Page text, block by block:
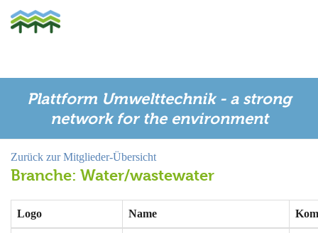
Plattform Umwelttechnik - a strong
network for the environment
Zurück zur Mitglieder-Übersicht
Branche: Water/wastewater
Logo Name